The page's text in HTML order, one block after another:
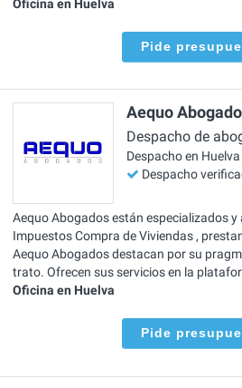
Oficina en Huelva
Pide
Aequo
Despacho de
Despacho en Huelva
Despacho
Aequo Abogados están especializados
Impuestos Compra de Viviendas ,
Aequo Abogados destacan por su
trato. Ofrecen sus servicios en la
Oficina en Huelva
Pide